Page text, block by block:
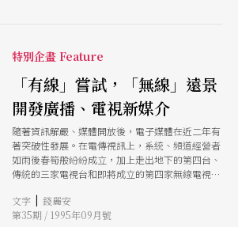
特別企畫 Feature
「有線」嘗試，「無線」遠景
開發廣播、電視新媒介
隨著資訊解嚴、媒體開放後，電子媒體在近二年有
著突破性發展。在電傳視訊上，系統、頻道經營者
如雨後春筍般紛紛成立，加上走出地下的第四台、
傳統的三家電視台和即將成立的第四家無線電視
不遑多讓，在原為軍方列管頻道一一釋出後，新電
台紛紛進駐，呈百家鳴放之姿。而在這一波電子熱
文字 | 錢麗安
第35期 / 1995年09月號